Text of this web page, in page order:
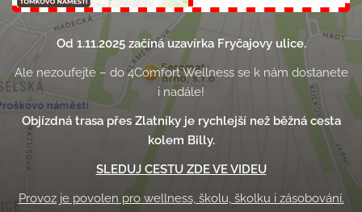
Od 1.11.2025 začíná uzavírka Fryčajovy ulice.
Ale nezoufejte – do 4Comfort Wellness se k nám dostanete
i nadále!
Objízdná trasa přes Zlatníky je rychlejší než běžná cesta
kolem Billy.
SLEDUJ CESTU ZDE VE VIDEU
Provoz je povolen pro wellness, školu, školku i zásobování.